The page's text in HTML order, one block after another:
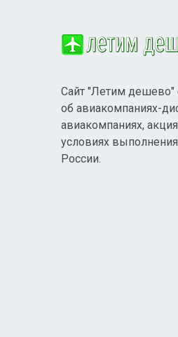
Сайт "Летим
об авиакомпаниях-
авиакомпаниях,
условиях
России.